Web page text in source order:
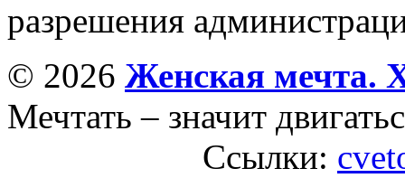
разрешения
© 2026 Женская мечта.
Мечтать – значит
Ссылки: